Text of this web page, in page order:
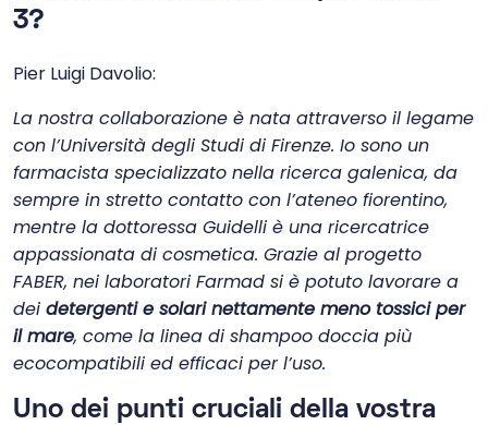
3?
Pier Luigi Davolio:
La nostra collaborazione è nata attraverso il legame
con l’Università degli Studi di Firenze. Io sono un
farmacista specializzato nella ricerca galenica, da
sempre in stretto contatto con l’ateneo fiorentino,
mentre la dottoressa Guidelli è una ricercatrice
appassionata di cosmetica. Grazie al progetto
FABER, nei laboratori Farmad si è potuto lavorare a
dei detergenti e solari nettamente meno tossici per
il mare, come la linea di shampoo doccia più
ecocompatibili ed efficaci per l’uso.
Uno dei punti cruciali della vostra